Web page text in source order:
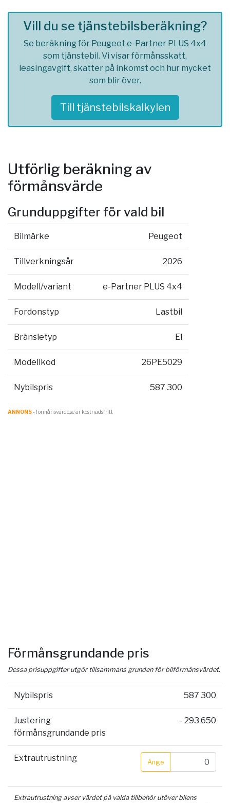
Vill du se tjänstebilsberäkning?
Se beräkning för Peugeot e-Partner PLUS 4x4
som tjänstebil. Vi visar förmånsskatt,
leasingavgift, skatter på inkomst och hur mycket
som blir över.
Till tjänstebilskalkylen
Utförlig beräkning av
förmånsvärde
Grunduppgifter för vald bil
Bilmärke Peugeot
Tillverkningsår 2026
Modell/variant e-Partner PLUS 4x4
Fordonstyp Lastbil
Bränsletyp El
Modellkod 26PE5029
Nybilspris 587 300
ANNONS- förmånsvärde.se är kostnadsfritt
Förmånsgrundande pris
Dessa prisuppgifter utgör tillsammans grunden för bilförmånsvärdet.
Nybilspris 587 300
Justering
förmånsgrundande pris
- 293 650
Extrautrustning Ange
Extrautrustning avser värdet på valda tillbehör utöver bilens